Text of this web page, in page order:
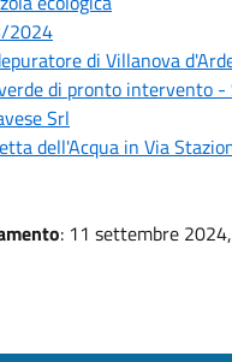
2024
di Villanova
di pronto intervento -
Srl
dell'Acqua in Via
: 11 settembre